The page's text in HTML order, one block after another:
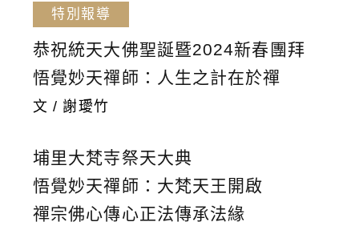
特別報導
恭祝統天大佛聖誕暨2024新春團拜
悟覺妙天禪師：人生之計在於禪
文 / 謝璦竹
埔里大梵寺祭天大典
悟覺妙天禪師：大梵天王開啟
禪宗佛心傳心正法傳承法緣